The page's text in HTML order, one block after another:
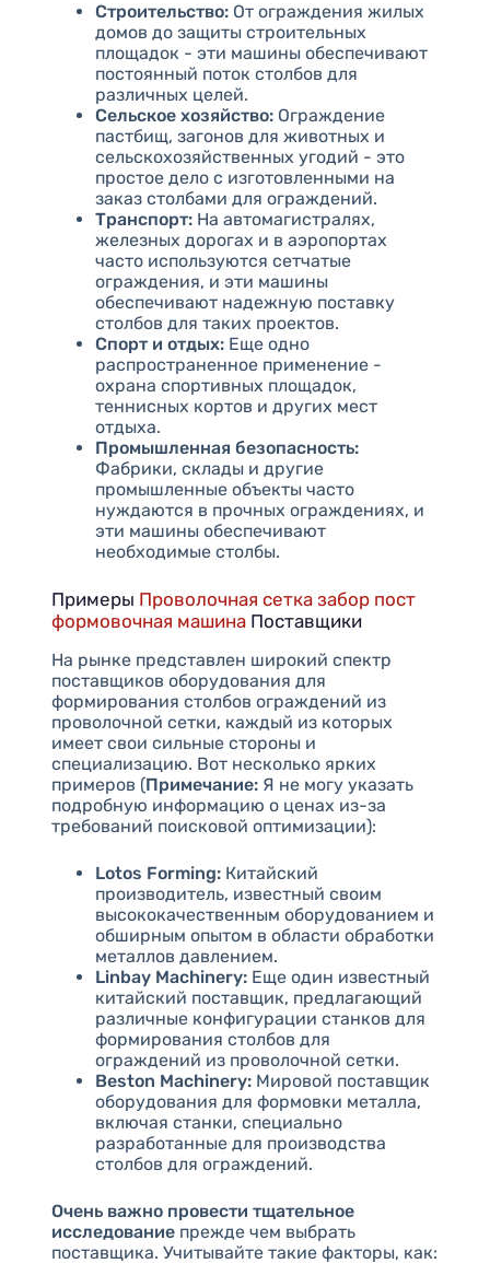
Строительство:От ограждения жилых
домов до защиты строительных
площадок - эти машины обеспечивают
постоянный поток столбов для
различных целей.
Сельское хозяйство:Ограждение
пастбищ, загонов для животных и
сельскохозяйственных угодий - это
простое дело с изготовленными на
заказ столбами для ограждений.
Транспорт:На автомагистралях,
железных дорогах и в аэропортах
часто используются сетчатые
ограждения, и эти машины
обеспечивают надежную поставку
столбов для таких проектов.
Спорт и отдых:Еще одно
распространенное применение -
охрана спортивных площадок,
теннисных кортов и других мест
отдыха.
Промышленная безопасность:
Фабрики, склады и другие
промышленные объекты часто
нуждаются в прочных ограждениях, и
эти машины обеспечивают
необходимые столбы.
Примеры Проволочная сетка забор пост
формовочная машинаПоставщики
На рынке представлен широкий спектр
поставщиков оборудования для
формирования столбов ограждений из
проволочной сетки, каждый из которых
имеет свои сильные стороны и
специализацию. Вот несколько ярких
примеров (Примечание:Я не могу указать
подробную информацию о ценах из-за
требований поисковой оптимизации):
Lotos Forming:Китайский
производитель, известный своим
высококачественным оборудованием и
обширным опытом в области обработки
металлов давлением.
Linbay Machinery:Еще один известный
китайский поставщик, предлагающий
различные конфигурации станков для
формирования столбов для
ограждений из проволочной сетки.
Beston Machinery:Мировой поставщик
оборудования для формовки металла,
включая станки, специально
разработанные для производства
столбов для ограждений.
Очень важно провести тщательное
исследованиепрежде чем выбрать
поставщика. Учитывайте такие факторы, как: